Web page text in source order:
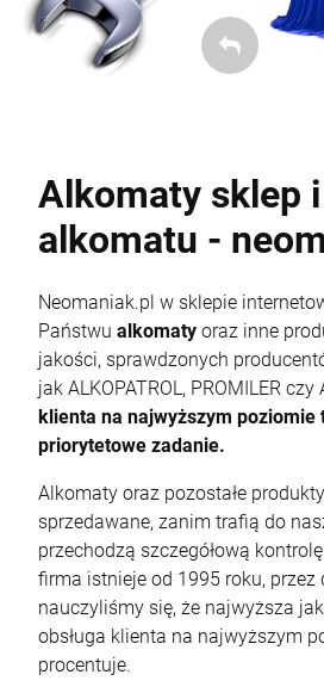
Alkomaty sklep
alkomatu -
Neomaniak.pl w sklepie
Państwu alkomaty oraz inne
jakości, sprawdzonych
jak ALKOPATROL, PROMILER czy
klienta na najwyższym poziomie
priorytetowe zadanie.
Alkomaty oraz pozostałe
sprzedawane, zanim trafią do
przechodzą szczegółową
firma istnieje od 1995 roku, przez
nauczyliśmy się, że najwyższa
obsługa klienta na najwyższym
procentuje.